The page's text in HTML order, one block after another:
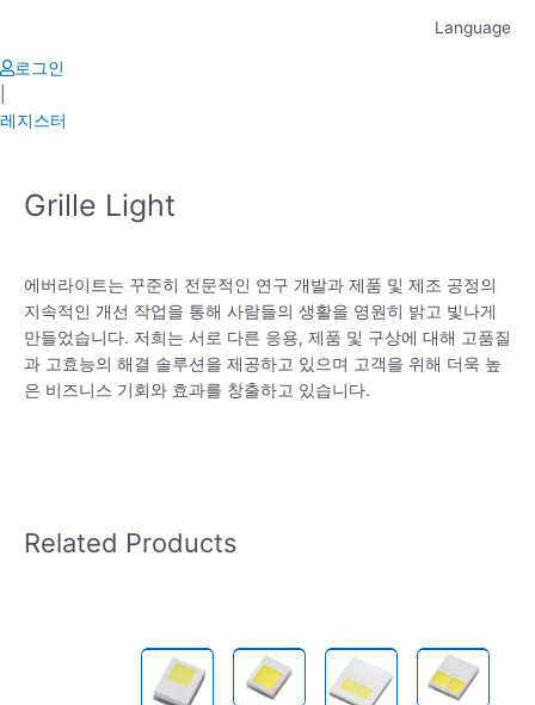
content
Language
로그인
레지스터
Grille Light
에버라이트는 꾸준히 전문적인 연구 개발과 제품 및 제조 공정의
지속적인 개선 작업을 통해 사람들의 생활을 영원히 밝고 빛나게
만들었습니다. 저희는 서로 다른 응용, 제품 및 구상에 대해 고품질
과 고효능의 해결 솔루션을 제공하고 있으며 고객을 위해 더욱 높
은 비즈니스 기회와 효과를 창출하고 있습니다.
Related Products